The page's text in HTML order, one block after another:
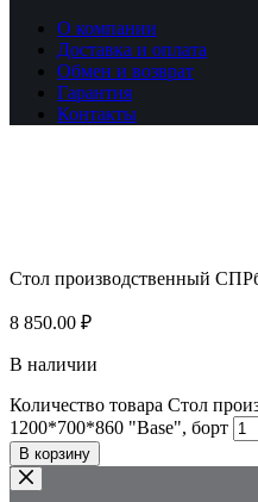
О компании
Доставка и оплата
Обмен и возврат
Гарантия
Контакты
Стол производственный
8 850.00 ₽
В наличии
Количество товара Стол
1200*700*860 "Base", борт
В корзину